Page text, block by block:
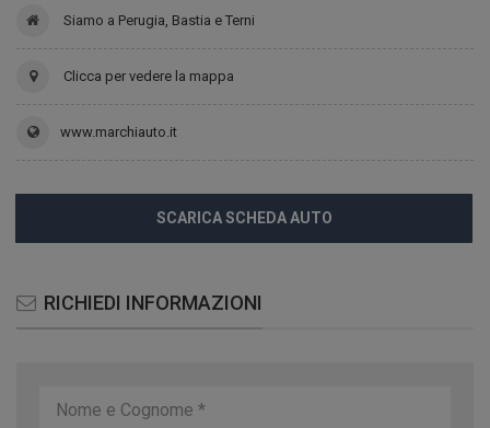
Siamo a Perugia, Bastia e Terni
Clicca per vedere la mappa
www.marchiauto.it
SCARICA SCHEDA AUTO
RICHIEDI INFORMAZIONI